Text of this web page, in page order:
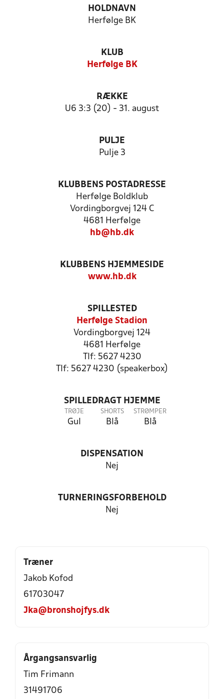
HOLDNAVN
Herfølge BK
KLUB
Herfølge BK
RÆKKE
U6 3:3 (20) - 31. august
PULJE
Pulje 3
KLUBBENS POSTADRESSE
Herfølge Boldklub
Vordingborgvej 124 C
4681 Herfølge
hb@hb.dk
KLUBBENS HJEMMESIDE
www.hb.dk
SPILLESTED
Herfølge Stadion
Vordingborgvej 124
4681 Herfølge
Tlf: 5627 4230
Tlf: 5627 4230 (speakerbox)
SPILLEDRAGT HJEMME
TRØJE
Gul
SHORTS
Blå
STRØMPER
Blå
DISPENSATION
Nej
TURNERINGSFORBEHOLD
Nej
Træner
Jakob Kofod
61703047
Jka@bronshojfys.dk
Årgangsansvarlig
Tim Frimann
31491706